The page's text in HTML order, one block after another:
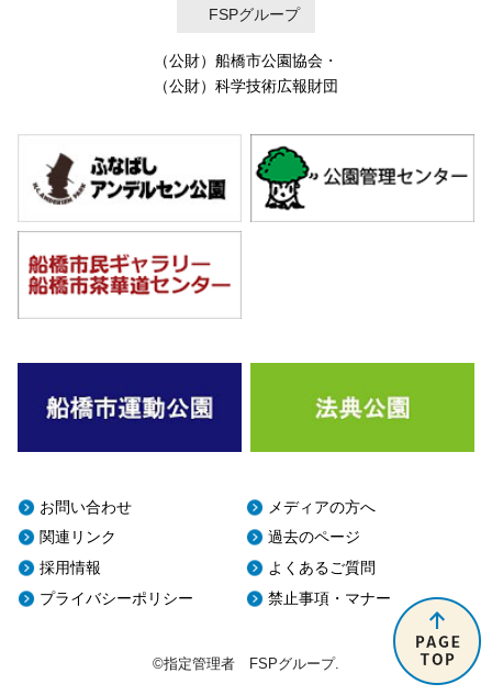
FSPグループ
（公財）船橋市公園協会 ・
（公財）科学技術広報財団
お問い合わせ
メディアの方へ
関連リンク
過去のページ
採用情報
よくあるご質問
プライバシーポリシー
禁止事項・マナー
©指定管理者 FSPグループ.